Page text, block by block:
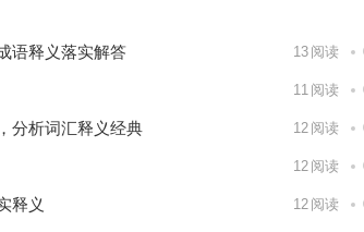
语释义落实解答 13 阅读
11 阅读
分析词汇释义经典 12 阅读
12 阅读
释义 12 阅读